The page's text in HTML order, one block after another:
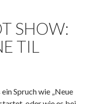
SHOW:
TIL
Spruch wie „Neue